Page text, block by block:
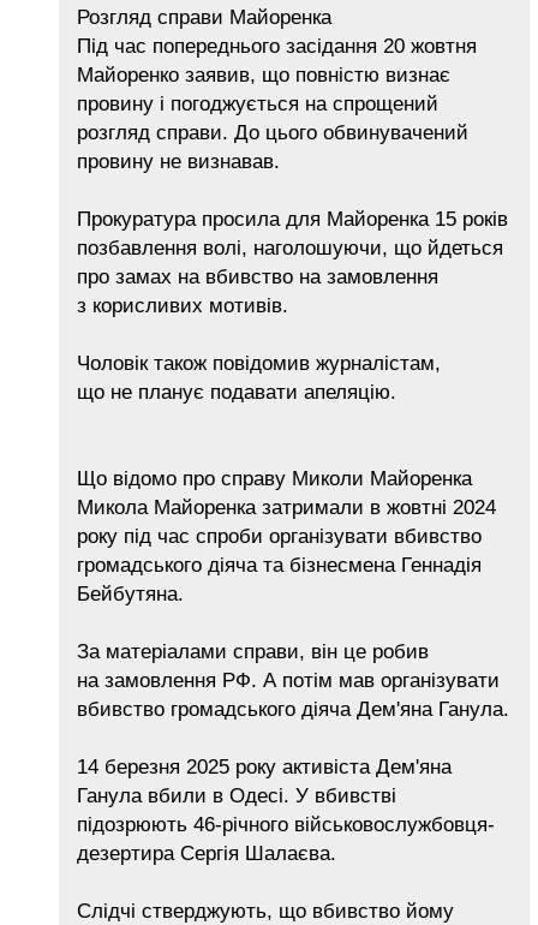
Розгляд справи Майоренка
Під час попереднього засідання 20 жовтня
Майоренко заявив, що повністю визнає
провину і погоджується на спрощений
розгляд справи. До цього обвинувачений
провину не визнавав.
Прокуратура просила для Майоренка 15 років
позбавлення волі, наголошуючи, що йдеться
про замах на вбивство на замовлення
з корисливих мотивів.
Чоловік також повідомив журналістам,
що не планує подавати апеляцію.
Що відомо про справу Миколи Майоренка
Микола Майоренка затримали в жовтні 2024
року під час спроби організувати вбивство
громадського діяча та бізнесмена Геннадія
Бейбутяна.
За матеріалами справи, він це робив
на замовлення РФ. А потім мав організувати
вбивство громадського діяча Дем'яна Ганула.
14 березня 2025 року активіста Дем'яна
Ганула вбили в Одесі. У вбивстві
підозрюють 46-річного військовослужбовця-
дезертира Сергія Шалаєва.
Слідчі стверджують, що вбивство йому